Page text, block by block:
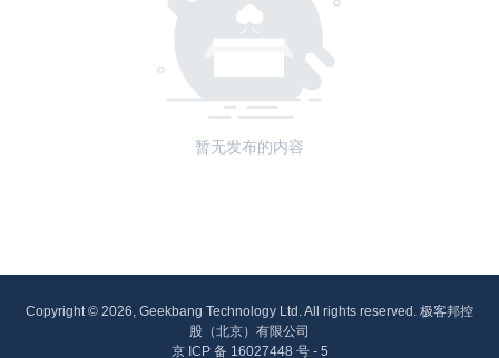
暂无发布的内容
Copyright © 2026, Geekbang Technology Ltd. All rights reserved. 极客邦控
股（北京）有限公司
京 ICP 备 16027448 号 - 5